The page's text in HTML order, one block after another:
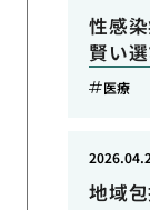
性感
賢い
医療
地域